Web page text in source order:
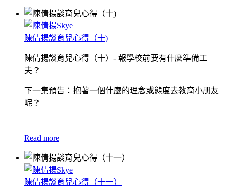
陳倩揚談育兒心得（十)
陳倩揚談育兒心得（十）- 報學校前要有什麼準備工
夫？
下一集預告：抱著一個什麼的理念或態度去教育小朋友
呢？
Read more
陳倩揚談育兒心得（十一）